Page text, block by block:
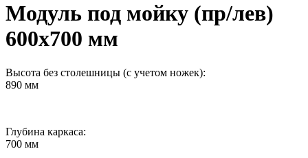
Модуль под мойку (пр/лев)
600х700 мм
Высота без столешницы (с учетом ножек):
890 мм
Глубина каркаса:
700 мм